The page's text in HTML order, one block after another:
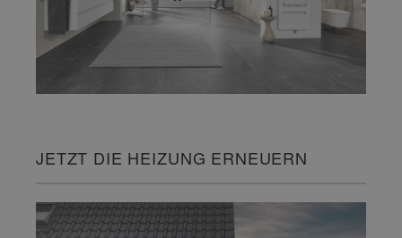
JETZT DIE HEIZUNG ERNEUERN